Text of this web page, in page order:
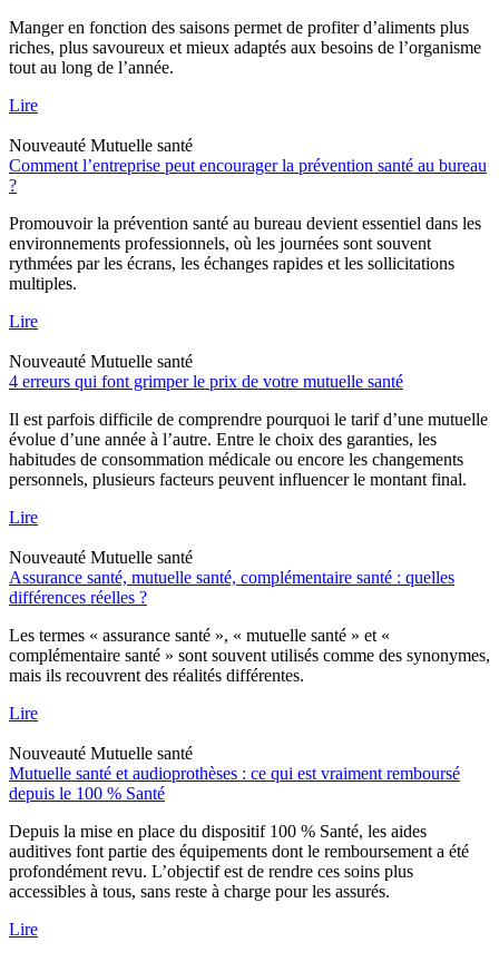
Manger en fonction des saisons permet de profiter d’aliments plus
riches, plus savoureux et mieux adaptés aux besoins de l’organisme
tout au long de l’année.
Lire
Nouveauté Mutuelle santé
Comment l’entreprise peut encourager la prévention santé au bureau
?
Promouvoir la prévention santé au bureau devient essentiel dans les
environnements professionnels, où les journées sont souvent
rythmées par les écrans, les échanges rapides et les sollicitations
multiples.
Lire
Nouveauté Mutuelle santé
4 erreurs qui font grimper le prix de votre mutuelle santé
Il est parfois difficile de comprendre pourquoi le tarif d’une mutuelle
évolue d’une année à l’autre. Entre le choix des garanties, les
habitudes de consommation médicale ou encore les changements
personnels, plusieurs facteurs peuvent influencer le montant final.
Lire
Nouveauté Mutuelle santé
Assurance santé, mutuelle santé, complémentaire santé : quelles
différences réelles ?
Les termes « assurance santé », « mutuelle santé » et «
complémentaire santé » sont souvent utilisés comme des synonymes,
mais ils recouvrent des réalités différentes.
Lire
Nouveauté Mutuelle santé
Mutuelle santé et audioprothèses : ce qui est vraiment remboursé
depuis le 100 % Santé
Depuis la mise en place du dispositif 100 % Santé, les aides
auditives font partie des équipements dont le remboursement a été
profondément revu. L’objectif est de rendre ces soins plus
accessibles à tous, sans reste à charge pour les assurés.
Lire